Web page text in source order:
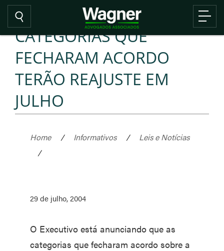
CATEGORIAS QUE
FECHARAM ACORDO
TERÃO REAJUSTE EM
JULHO
Home / Informativos /
Leis e Notícias
/
29 de julho, 2004
O Executivo está anunciando que as
categorias que fecharam acordo sobre a